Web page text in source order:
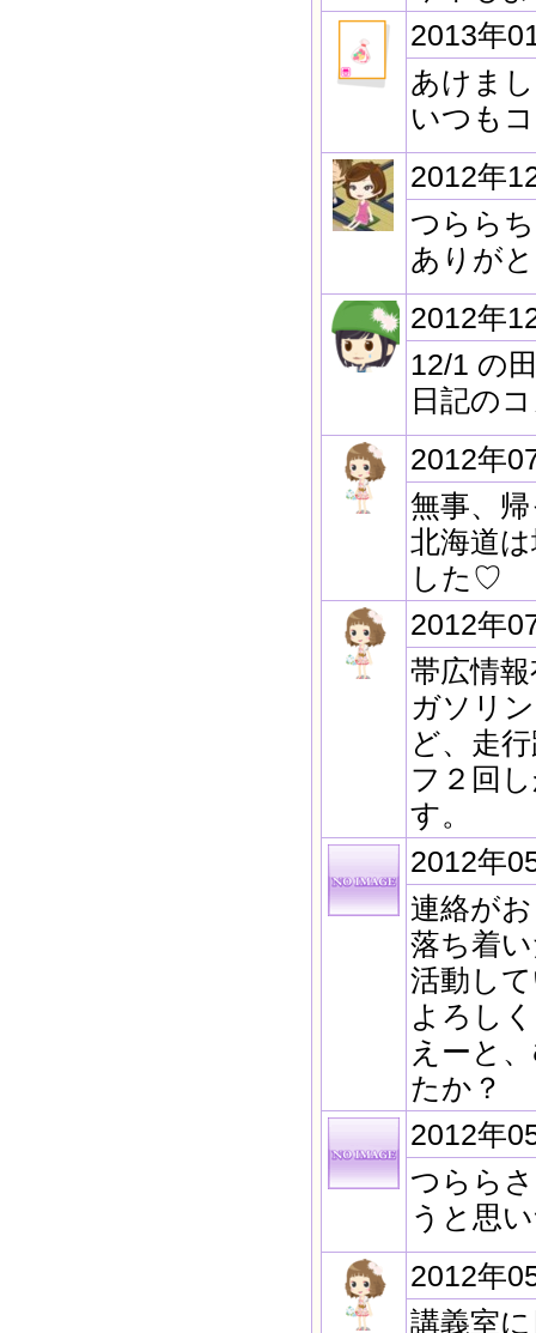
2013年
あけま
いつも
2012年
つらら
ありが
2012年
12/1 の
日記の
2012年
無事、
北海道
した♡
2012年
帯広情
ガソリ
ど、走
フ２回
す。
2012年
連絡が
落ち着
活動し
よろし
えーと
たか？
2012年
つらら
うと思
2012年
講義室